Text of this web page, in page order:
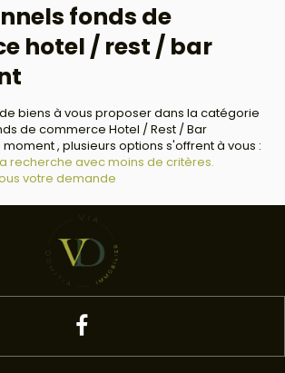
fonds de
hotel / rest / bar
biens à vous proposer dans la catégorie
de commerce Hotel / Rest / Bar
, plusieurs options s'offrent à vous :
recherche avec moins de critères.
votre demande